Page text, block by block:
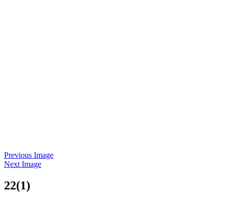
Previous Image
Next Image
22(1)